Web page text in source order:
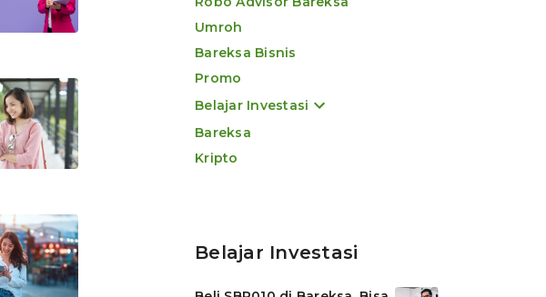
Umroh
Bareksa Bisnis
Promo
Belajar Investasi
Bareksa
Kripto
Belajar Investasi